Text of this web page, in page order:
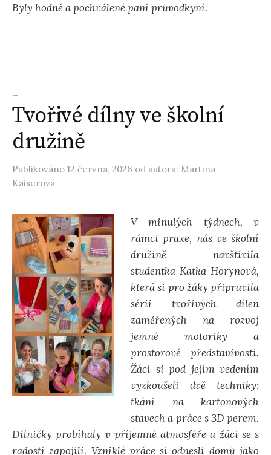
Byly hodné a pochválené paní průvodkyní.
Tvořivé dílny ve školní
družině
Publikováno 12 června, 2026 od autora: Martina
Kaiserová
V minulých týdnech, v
rámci praxe, nás ve školní
družině navštívila
studentka Katka Horynová,
která si pro žáky připravila
sérii tvořivých dílen
zaměřených na rozvoj
jemné motoriky a
prostorové představivosti.
Žáci si pod jejím vedením
vyzkoušeli dvě techniky:
tkání na kartonových
stavech a práce s 3D perem.
Dílničky probíhaly v příjemné atmosféře a žáci se s
radostí zapojili. Vzniklé práce si odnesli domů jako